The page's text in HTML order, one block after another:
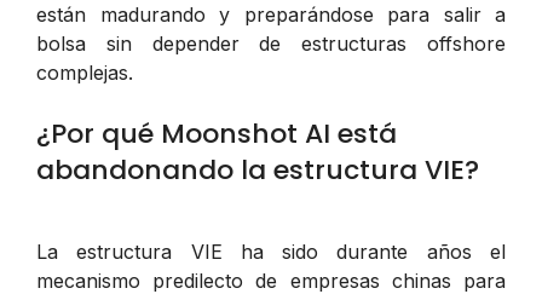
están madurando y preparándose para salir a
bolsa sin depender de estructuras offshore
complejas.
¿Por qué Moonshot AI está
abandonando la estructura VIE?
La estructura VIE ha sido durante años el
mecanismo predilecto de empresas chinas para